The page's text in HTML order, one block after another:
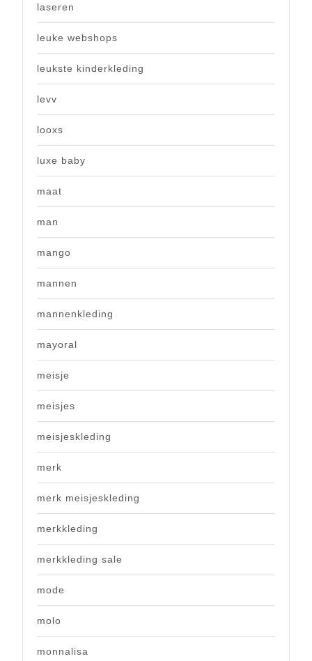
laseren
leuke webshops
leukste kinderkleding
levv
looxs
luxe baby
maat
man
mango
mannen
mannenkleding
mayoral
meisje
meisjes
meisjeskleding
merk
merk meisjeskleding
merkkleding
merkkleding sale
mode
molo
monnalisa